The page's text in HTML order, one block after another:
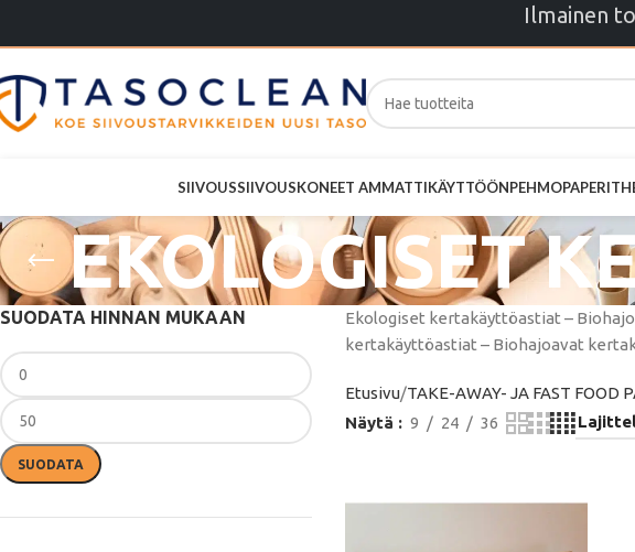
Ilmainen
SIIVOUSSIIVOUSKONEET AMMATTIKÄYTTÖÖNPEHMOPAPERIT
EKOLOGISET
SUODATA HINNAN MUKAAN
SUODATA
Ekologiset kertakäyttöastiat –
kertakäyttöastiat – Biohajoavat
Etusivu TAKE-AWAY- JA FAST FOOD
Näytä
9 24 36